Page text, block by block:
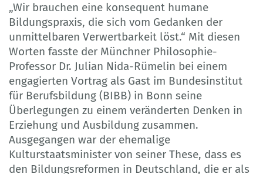
„Wir brauchen eine konsequent humane
Bildungspraxis, die sich vom Gedanken der
unmittelbaren Verwertbarkeit löst.“ Mit diesen
Worten fasste der Münchner Philosophie-
Professor Dr. Julian Nida-Rümelin bei einem
engagierten Vortrag als Gast im Bundesinstitut
für Berufsbildung (BIBB) in Bonn seine
Überlegungen zu einem veränderten Denken in
Erziehung und Ausbildung zusammen.
Ausgegangen war der ehemalige
Kulturstaatsminister von seiner These, dass es
den Bildungsreformen in Deutschland, die er als